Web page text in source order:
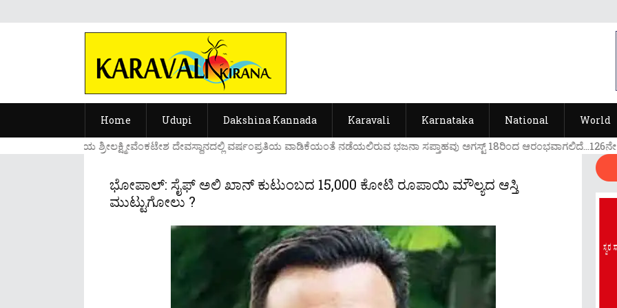
Home Udupi Dakshina Kannada Karavali Karnataka National World
....ಉಡುಪಿಯ ಶ್ರೀಲಕ್ಷ್ಮೀವೆ೦ಕಟೇಶ ದೇವಸ್ಥಾನದಲ್ಲಿ ವರ್ಷ೦ಪ್ರತಿಯ ವಾಡಿಕೆಯ೦ತೆ ನಡೆಯಲಿರುವ ಭಜನಾ ಸಪ್ತಾಹವು ಅಗಸ್ಟ್ 18ರಿ೦ದ ಆರ೦ಭವಾಗಲಿದೆ...126ನೇ
ಭೋಪಾಲ್‌: ಸೈಫ್ ಅಲಿ ಖಾನ್ ಕುಟುಂಬದ 15,000 ಕೋಟಿ ರೂಪಾಯಿ ಮೌಲ್ಯದ ಆಸ್ತಿ
ಮುಟ್ಟುಗೋಲು ?